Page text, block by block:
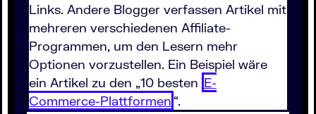
Links. Andere Blogger verfassen Artikel mit
mehreren verschiedenen Affiliate-
Programmen, um den Lesern mehr
Optionen vorzustellen. Ein Beispiel wäre
ein Artikel zu den „10 besten E-
Commerce-Plattformen “.